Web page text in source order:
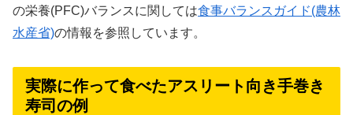
の栄養(PFC)バランスに関しては食事バランスガイド(農林
水産省)の情報を参照しています。
実際に作って食べたアスリート向き手巻き
寿司の例